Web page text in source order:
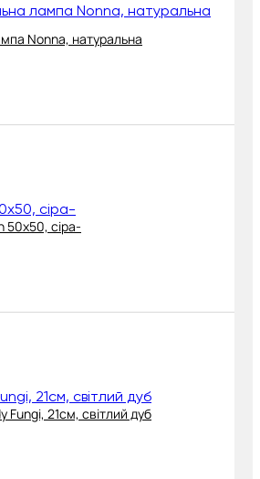
Nonna, натуральна
50х50, сіра-
Fungi, 21см, світлий дуб